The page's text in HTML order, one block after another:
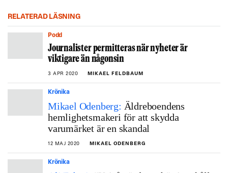
RELATERAD LÄSNING
Podd
Journalister permitteras när nyheter är
viktigare än någonsin
3 APR 2020 MIKAEL FELDBAUM
Krönika
Mikael Odenberg: Äldreboendens
hemlighetsmakeri för att skydda
varumärket är en skandal
12 MAJ 2020 MIKAEL ODENBERG
Krönika